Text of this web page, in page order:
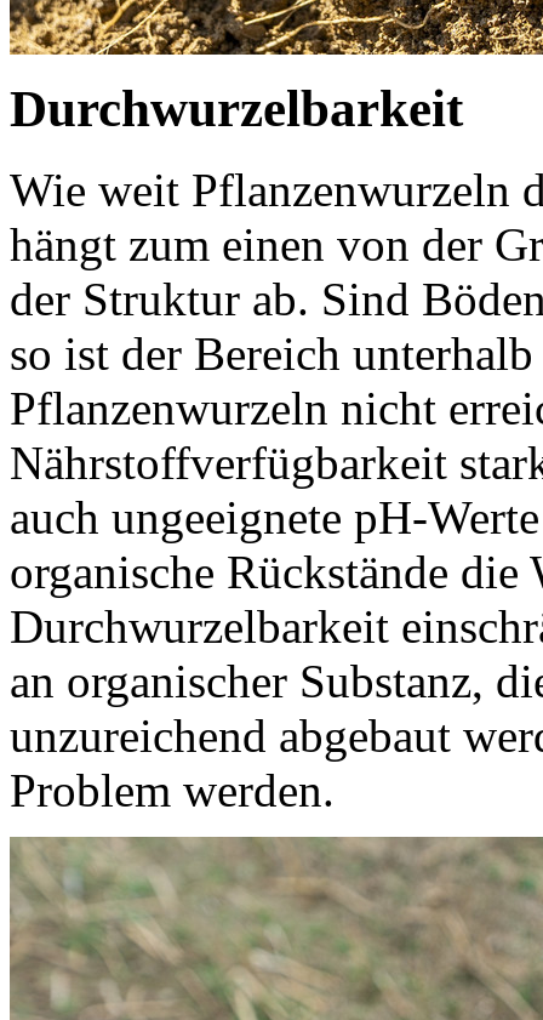
Durchwurzelbarkeit
Wie weit Pflanzenwurzeln
hängt zum einen von der
der Struktur ab. Sind
so ist der Bereich
Pflanzenwurzeln nicht
Nährstoffverfügbarkeit
auch ungeeignete pH-
organische Rückstände
Durchwurzelbarkeit
an organischer Substanz,
unzureichend abgebaut
Problem werden.